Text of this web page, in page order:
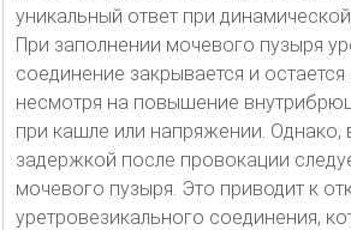
уникальный ответ при
При заполнении мочевого пузыря
соединение закрывается и
несмотря на повышение
при кашле или напряжении. Однако,
задержкой после провокации
мочевого пузыря. Это приводит к
уретровезикального соединения,